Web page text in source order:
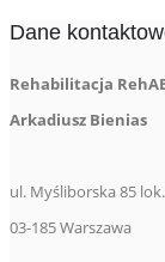
Dane
Rehabilitacja
Arkadiusz Bienias
ul. Myśliborska 85
03-185 Warszawa